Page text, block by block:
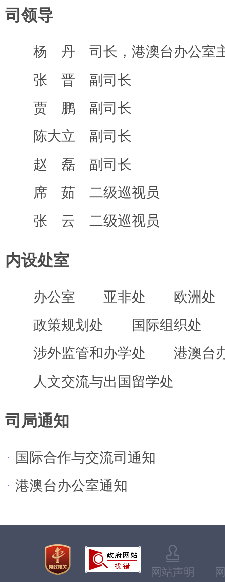
司领导
杨 丹 司长，港澳台办公室
张 晋 副司长
贾 鹏 副司长
陈大立 副司长
赵 磊 副司长
席 茹 二级巡视员
张 云 二级巡视员
内设处室
办公室 亚非处 欧洲处
政策规划处 国际组织处
涉外监管和办学处 港澳台
人文交流与出国留学处
司局通知
国际合作与交流司通知
港澳台办公室通知
网站声明